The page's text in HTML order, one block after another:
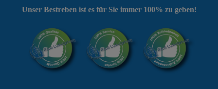
Unser Bestreben ist es für Sie immer 100% zu geben!